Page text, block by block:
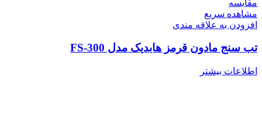
مقایسه
مشاهده سریع
افزودن به علاقه مندی
تب سنج مادون قرمز هابدیک مدل FS-300
اطلاعات بیشتر